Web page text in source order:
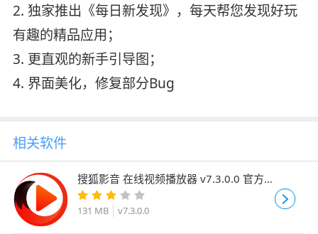
2. 独家推出《每日新发现》，每天帮您发现好玩
有趣的精品应用；
3. 更直观的新手引导图；
4. 界面美化，修复部分Bug
相关软件
搜狐影音 在线视频播放器 v7.3.0.0 官方
正式免费安装版
131 MB v7.3.0.0